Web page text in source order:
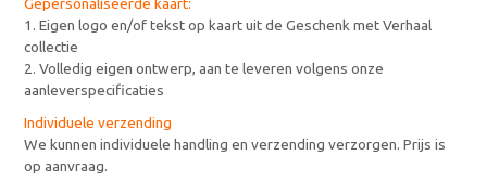
1. Eigen logo en/of tekst op kaart uit de Geschenk met Verhaal
collectie
2. Volledig eigen ontwerp, aan te leveren volgens onze
aanleverspecificaties
Individuele verzending
We kunnen individuele handling en verzending verzorgen. Prijs is
op aanvraag.